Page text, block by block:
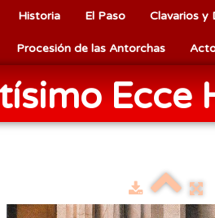
Historia El Paso Clavarios y
Procesión de las Antorchas
Ecce